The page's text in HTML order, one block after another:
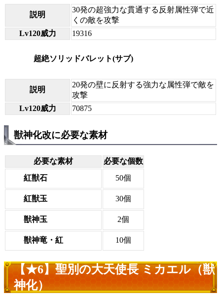
説明
30発の超強力な貫通する反射属性弾で近
くの敵を攻撃
Lv120威力
19316
超絶ソリッドバレット(サブ)
説明
20発の壁に反射する強力な属性弾で敵を
攻撃
Lv120威力
70875
獣神化改に必要な素材
必要な素材
必要な個数
紅獣石
50個
紅獣玉 30個
獣神玉 2個
獣神竜・紅 10個
【★6】聖別の大天使長 ミカエル（獣
神化）